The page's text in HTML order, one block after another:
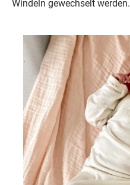
Windeln gewechselt werden.